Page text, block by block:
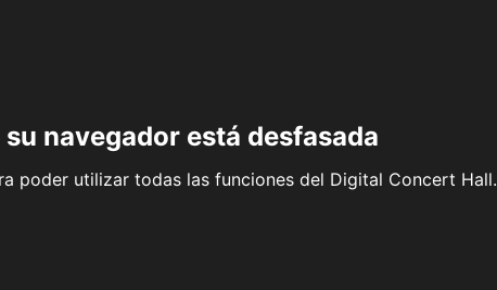
navegador está desfasada
poder utilizar todas las funciones del Digital Concert Hall.